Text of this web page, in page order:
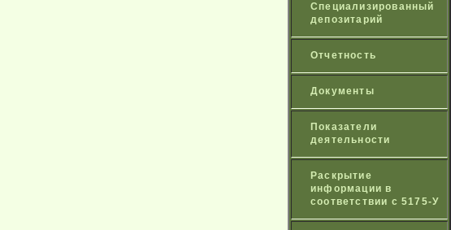
Специализированный
депозитарий
Отчетность
Документы
Показатели
деятельности
Раскрытие
информации в
соответствии с 5175-У